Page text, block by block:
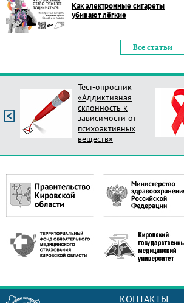
Как электронные сигареты
убивают лёгкие
Все статьи
Тест-опросник
«Аддиктивная
склонность к
зависимости от
психоактивных
веществ»
КОНТАКТЫ